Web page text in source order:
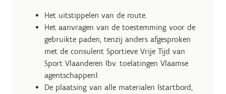
Het uitstippelen van de route.
Het aanvragen van de toestemming voor de
gebruikte paden, tenzij anders afgesproken
met de consulent Sportieve Vrije Tijd van
Sport Vlaanderen (bv. toelatingen Vlaamse
agentschappen).
De plaatsing van alle materialen (startbord,